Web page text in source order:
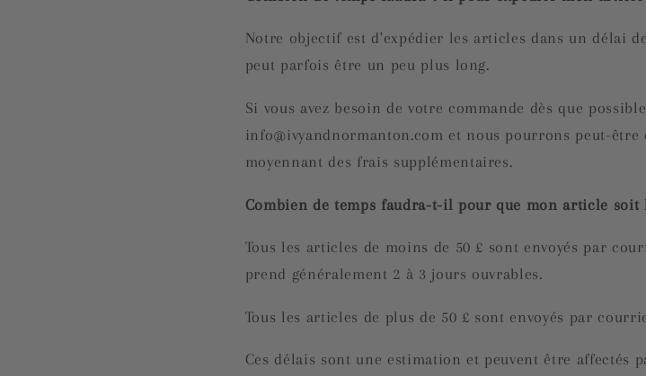
Notre objectif est d'expédier les articles dans un délai
peut parfois être un peu plus long.
Si vous avez besoin de votre commande dès que
info@ivyandnormanton.com et nous pourrons peut-
moyennant des frais supplémentaires.
Combien de temps faudra-t-il pour que mon article soit
Tous les articles de moins de 50 £ sont envoyés par
prend généralement 2 à 3 jours ouvrables.
Tous les articles de plus de 50 £ sont envoyés par
Ces délais sont une estimation et peuvent être affectés